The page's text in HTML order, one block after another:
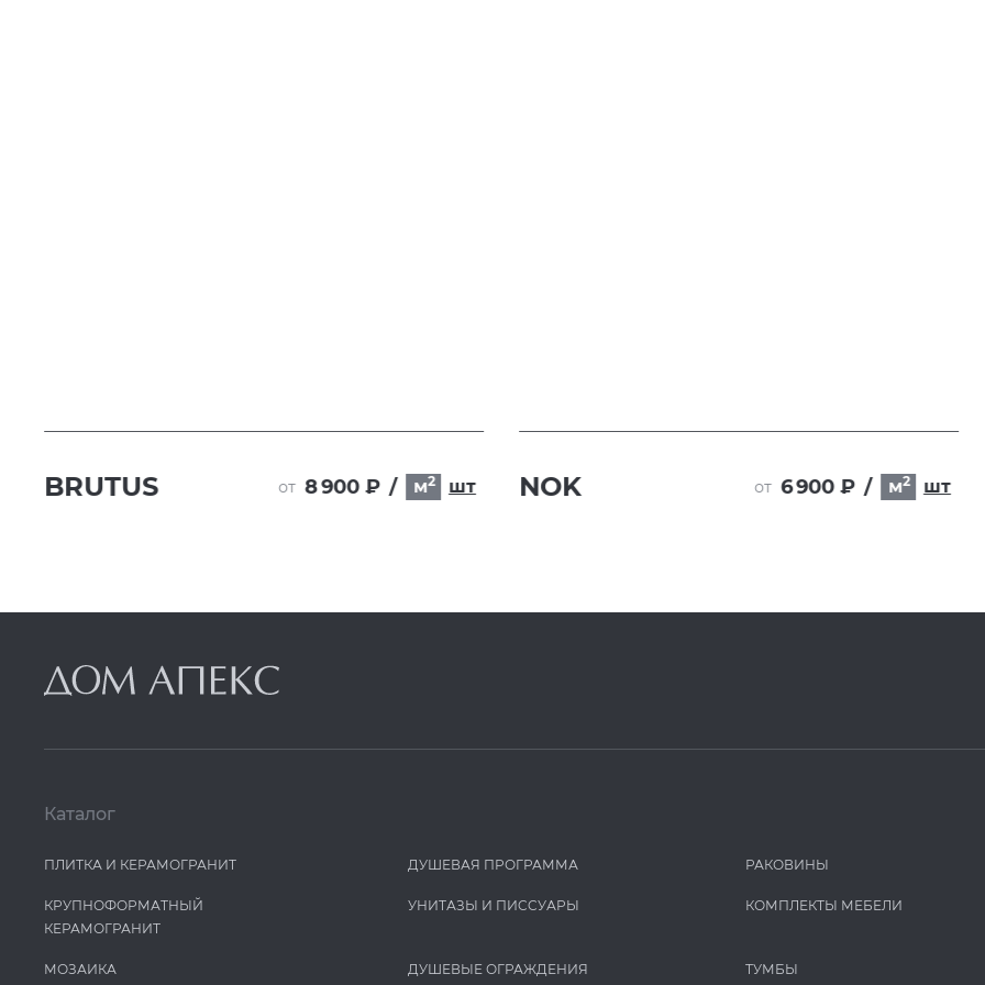
BRUTUS от 8 900 ₽ / м2 шт NOK от 6 900 ₽ / м2 шт
Каталог
ПЛИТКА И КЕРАМОГРАНИТ
КРУПНОФОРМАТНЫЙ
КЕРАМОГРАНИТ
МОЗАИКА
ДУШЕВАЯ ПРОГРАММА
УНИТАЗЫ И ПИCCУАРЫ
ДУШЕВЫЕ ОГРАЖДЕНИЯ
РАКОВИНЫ
КОМПЛЕКТЫ МЕБЕЛИ
ТУМБЫ